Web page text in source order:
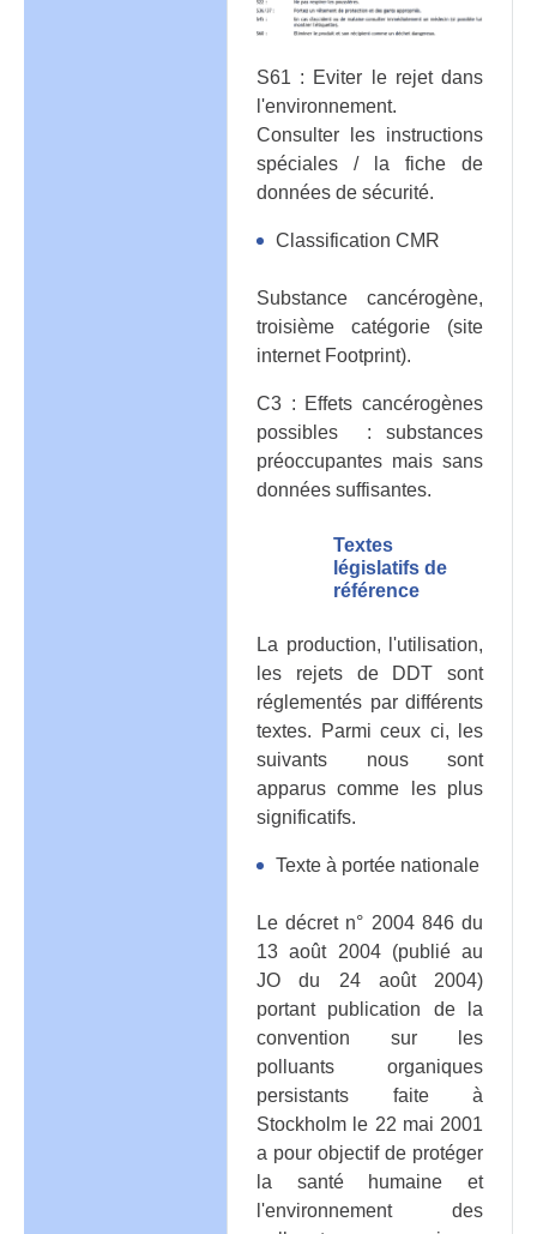
S61 : Eviter le rejet dans
l'environnement.
Consulter les instructions
spéciales / la fiche de
données de sécurité.
Classification CMR
Substance cancérogène,
troisième catégorie (site
internet Footprint).
C3 : Effets cancérogènes
possibles : substances
préoccupantes mais sans
données suffisantes.
Textes
législatifs de
référence
La production, l'utilisation,
les rejets de DDT sont
réglementés par différents
textes. Parmi ceux ci, les
suivants nous sont
apparus comme les plus
significatifs.
Texte à portée nationale
Le décret n° 2004 846 du
13 août 2004 (publié au
JO du 24 août 2004)
portant publication de la
convention sur les
polluants organiques
persistants faite à
Stockholm le 22 mai 2001
a pour objectif de protéger
la santé humaine et
l'environnement des